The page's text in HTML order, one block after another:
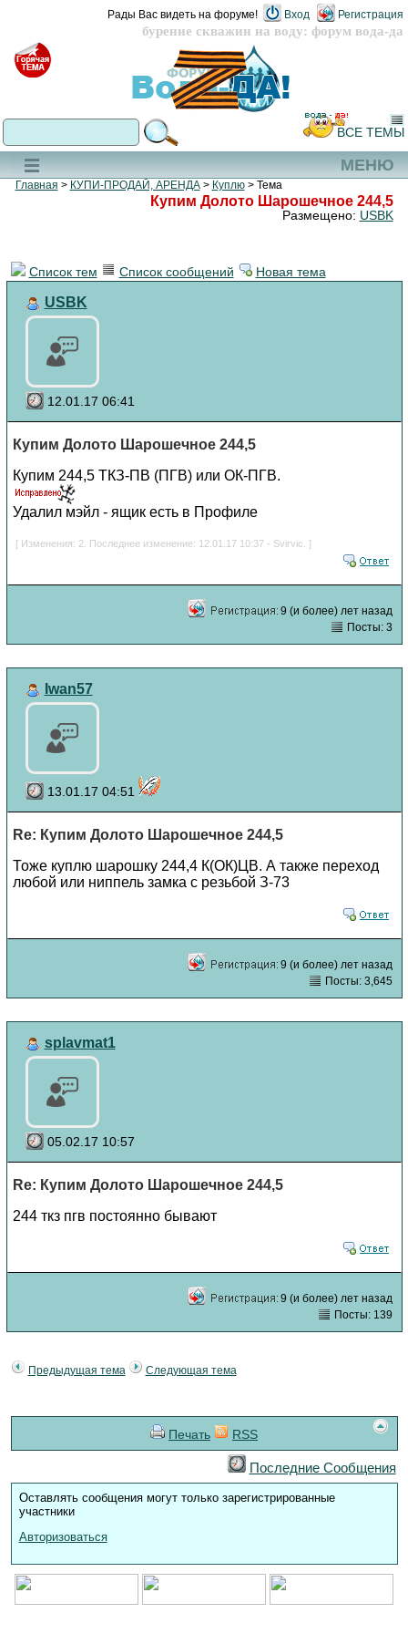
бурение скважин на воду: форум вода-да
Рады Вас видеть на форуме! Вход Регистрация
МЕНЮ
ВСЕ ТЕМЫ
Главная > КУПИ-ПРОДАЙ, АРЕНДА> Куплю> Тема
Купим Долото Шарошечное 244,5
Размещено: USBK
Список тем Список сообщений Новая тема
USBK
12.01.17 06:41
Купим Долото Шарошечное 244,5
Купим 244,5 ТКЗ-ПВ (ПГВ) или ОК-ПГВ.
Удалил мэйл - ящик есть в Профиле
[ Изменения: 2. Последнее изменение: 12.01.17 10:37 - Svirvic. ]
9 (и более) лет назад
Посты: 3
Iwan57
13.01.17 04:51
Re: Купим Долото Шарошечное 244,5
Тоже куплю шарошку 244,4 К(ОК)ЦВ. А также переход
любой или ниппель замка с резьбой З-73
9 (и более) лет назад
Посты: 3,645
splavmat1
05.02.17 10:57
Re: Купим Долото Шарошечное 244,5
244 ткз пгв постоянно бывают
9 (и более) лет назад
Посты: 139
Предыдущая тема Следующая тема
Печать RSS
Последние Сообщения
Оставлять сообщения могут только зарегистрированные
участники
Авторизоваться